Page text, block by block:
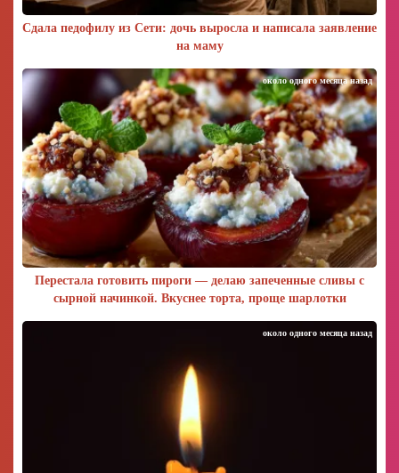
Сдала педофилу из Сети: дочь выросла и написала заявление
на маму
Перестала готовить пироги — делаю запеченные сливы с
сырной начинкой. Вкуснее торта, проще шарлотки
около одного месяца назад
около одного месяца назад